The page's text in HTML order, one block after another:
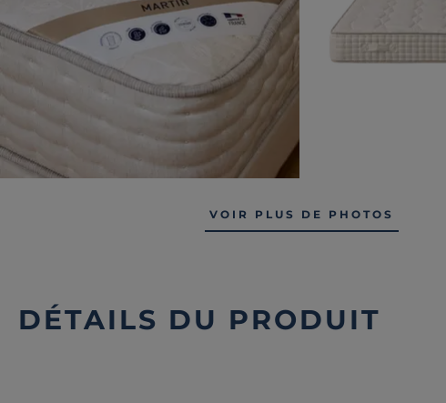
VOIR PLUS DE PHOTOS
DÉTAILS DU PRODUIT